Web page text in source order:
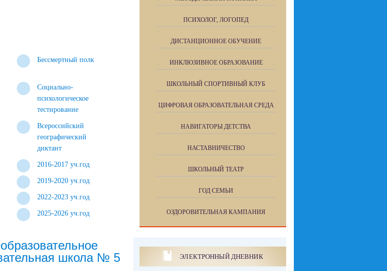
Бессмертный полк
Социально-
психологическое
тестирование
Всероссийский
географический
диктант
2016-2017 уч.год
2019-2020 уч.год
2022-2023 уч.год
2025-2026 уч.год
школа № 5
ПСИХОЛОГ, ЛОГОПЕД
ДИСТАНЦИОННОЕ ОБУЧЕНИЕ
ИНКЛЮЗИВНОЕ ОБРАЗОВАНИЕ
ШКОЛЬНЫЙ СПОРТИВНЫЙ КЛУБ
ЦИФРОВАЯ ОБРАЗОВАТЕЛЬНАЯ СРЕДА
НАВИГАТОРЫ ДЕТСТВА
НАСТАВНИЧЕСТВО
ШКОЛЬНЫЙ ТЕАТР
ГОД СЕМЬИ
ОЗДОРОВИТЕЛЬНАЯ КАМПАНИЯ
ЭЛЕКТРОННЫЙ ДНЕВНИК